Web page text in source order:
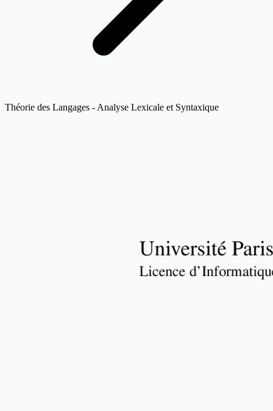
Théorie des Langages - Analyse Lexicale et Syntaxique